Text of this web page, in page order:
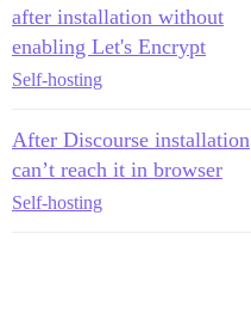
after installation without
enabling Let's Encrypt
Self-hosting
After Discourse installation
can’t reach it in browser
Self-hosting